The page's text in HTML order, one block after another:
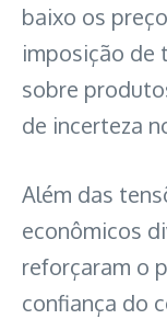
baixo os
imposição de
sobre
de incerteza
Além das
econômicos
reforçaram o
confiança do